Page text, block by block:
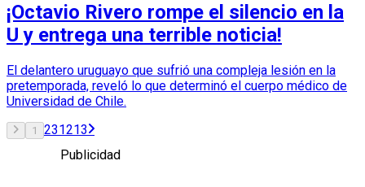
¡Octavio Rivero rompe el silencio en la
U y entrega una terrible noticia!
El delantero uruguayo que sufrió una compleja lesión en la
pretemporada, reveló lo que determinó el cuerpo médico de
Universidad de Chile.
1 231213
Publicidad